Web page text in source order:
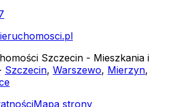
Szczecin - Mieszkania i
Szczecin, Warszewo, Mierzyn,
Mapa strony